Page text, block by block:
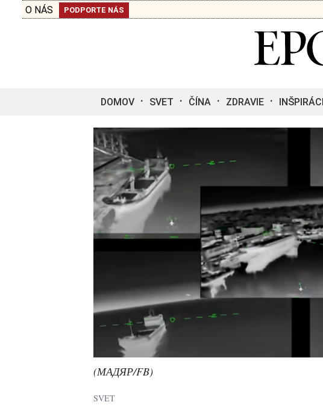
O NÁS PODPORTE NÁS
DOMOV SVET ČÍNA ZDRAVIE
(МАДЯР/FB)
SVET